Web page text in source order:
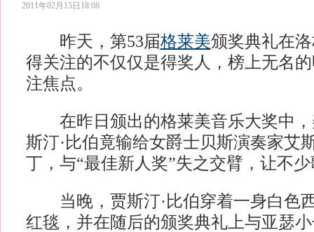
2011年02月15日18:08
昨天，第53届格莱美颁奖典礼在
得关注的不仅仅是得奖人，榜上无名
注焦点。
在昨日颁出的格莱美音乐大奖中，
斯汀·比伯竟输给女爵士贝斯演奏家艾
丁，与“最佳新人奖”失之交臂，让不
当晚，贾斯汀·比伯穿着一身白色
红毯，并在随后的颁奖典礼上与亚瑟